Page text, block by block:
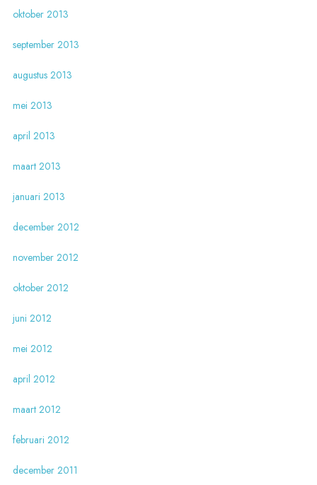
oktober 2013
september 2013
augustus 2013
mei 2013
april 2013
maart 2013
januari 2013
december 2012
november 2012
oktober 2012
juni 2012
mei 2012
april 2012
maart 2012
februari 2012
december 2011